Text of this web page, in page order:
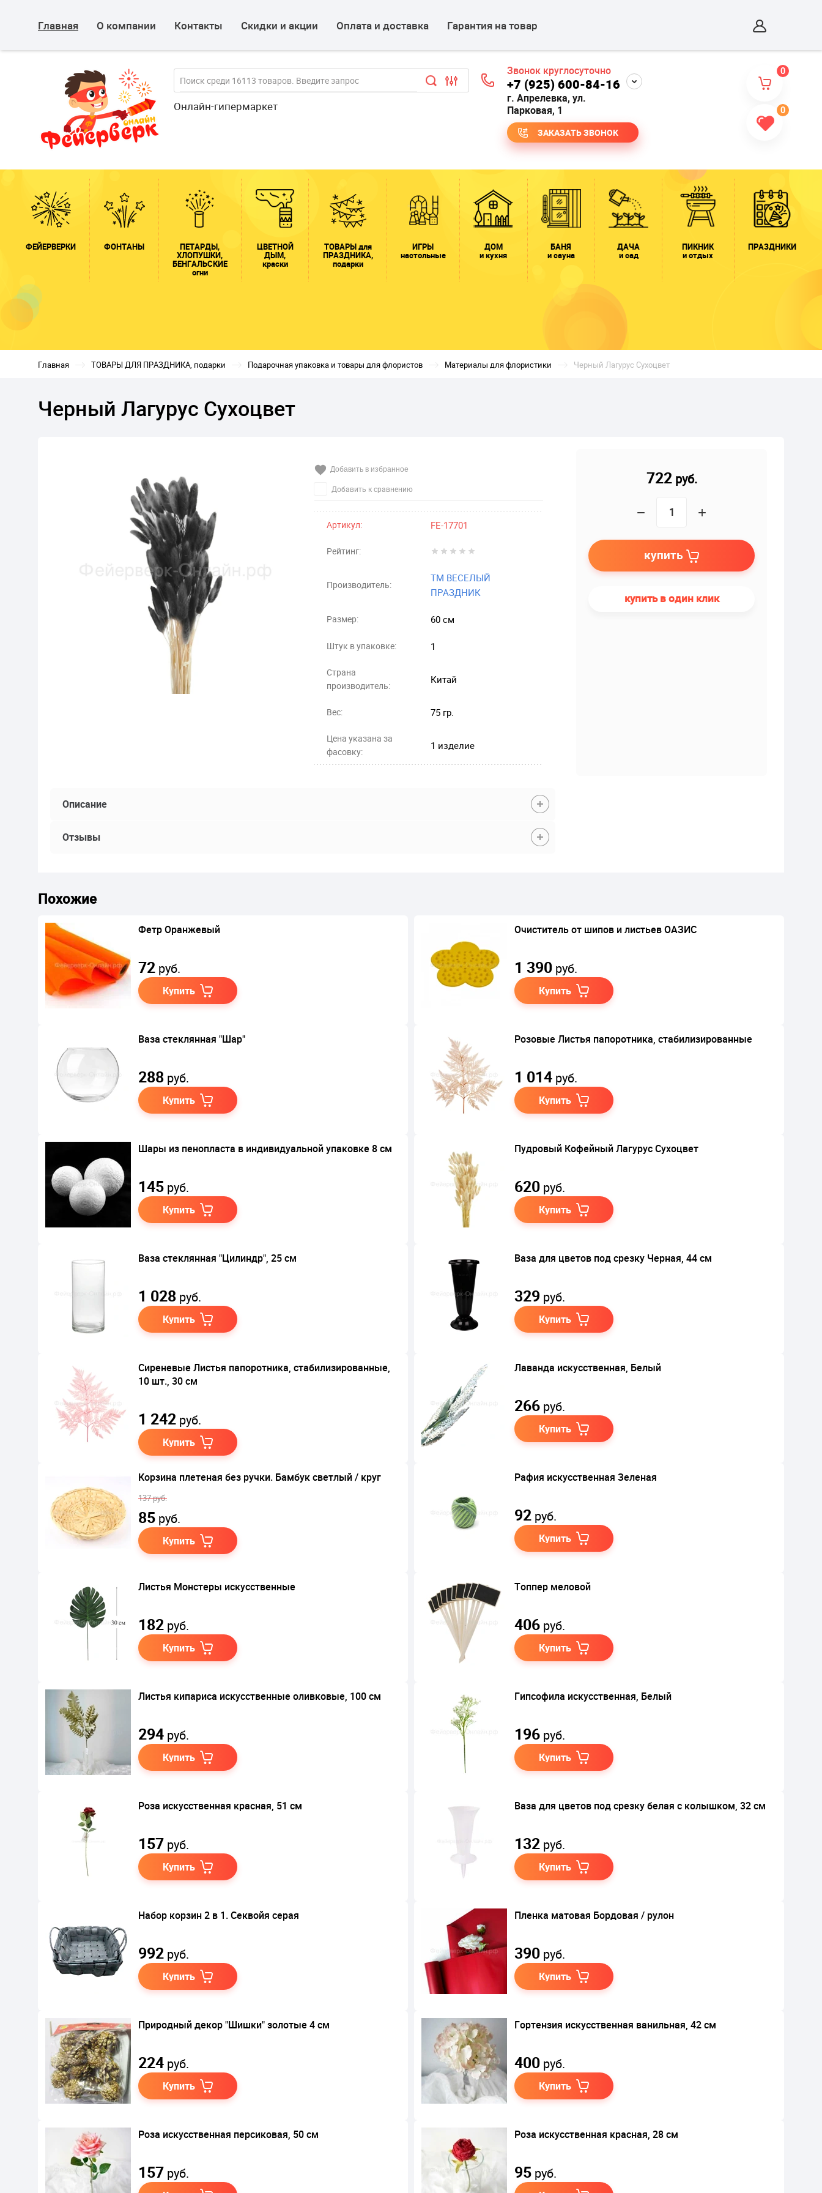
Главная О компании Контакты Скидки и акции Оплата и доставка Гарантия на товар
Онлайн-гипермаркет
Звонок круглосуточно
+7 (925) 600-84-16
г. Апрелевка, ул.
Парковая, 1
ЗАКАЗАТЬ ЗВОНОК
0
0
ФЕЙЕРВЕРКИ ФОНТАНЫ ПЕТАРДЫ,
ХЛОПУШКИ,
БЕНГАЛЬСКИЕ
огни
ЦВЕТНОЙ
ДЫМ,
краски
ТОВАРЫ для
ПРАЗДНИКА,
подарки
ИГРЫ
настольные
ДОМ
и кухня
БАНЯ
и сауна
ДАЧА
и сад
ПИКНИК
и отдых
ПРАЗДНИКИ
Главная ТОВАРЫ ДЛЯ ПРАЗДНИКА, подарки Подарочная упаковка и товары для флористов Материалы для флористики Черный Лагурус Сухоцвет
Черный Лагурус Сухоцвет
Добавить в избранное
Добавить к сравнению
Артикул: FE-17701
Рейтинг:
Производитель:
ТМ ВЕСЕЛЫЙ
ПРАЗДНИК
Размер: 60 см
Штук в упаковке: 1
Страна
производитель:
Китай
Вес: 75 гр.
Цена указана за
фасовку:
1 изделие
722руб.
− +
купить
купить в один клик
Описание
Отзывы
Похожие
Фетр Оранжевый
72 руб.
Купить
Очиститель от шипов и листьев ОАЗИС
1 390 руб.
Купить
Ваза стеклянная "Шар"
288 руб.
Купить
Розовые Листья папоротника, стабилизированные
1 014 руб.
Купить
Шары из пенопласта в индивидуальной упаковке 8 см
145 руб.
Купить
Пудровый Кофейный Лагурус Сухоцвет
620 руб.
Купить
Ваза стеклянная "Цилиндр", 25 см
1 028 руб.
Купить
Ваза для цветов под срезку Черная, 44 см
329 руб.
Купить
Сиреневые Листья папоротника, стабилизированные,
10 шт., 30 см
1 242 руб.
Купить
Лаванда искусственная, Белый
266 руб.
Купить
Корзина плетеная без ручки. Бамбук светлый / круг
137 руб.
85 руб.
Купить
Рафия искусственная Зеленая
92 руб.
Купить
Листья Монстеры искусственные
182 руб.
Купить
Топпер меловой
406 руб.
Купить
Листья кипариса искусственные оливковые, 100 см
294 руб.
Купить
Гипсофила искусственная, Белый
196 руб.
Купить
Роза искусственная красная, 51 см
157 руб.
Купить
Ваза для цветов под срезку белая с колышком, 32 см
132 руб.
Купить
Набор корзин 2 в 1. Секвойя серая
992 руб.
Купить
Пленка матовая Бордовая / рулон
390 руб.
Купить
Природный декор "Шишки" золотые 4 см
224 руб.
Купить
Гортензия искусственная ванильная, 42 см
400 руб.
Купить
Роза искусственная персиковая, 50 см
157 руб.
Роза искусственная красная, 28 см
95 руб.